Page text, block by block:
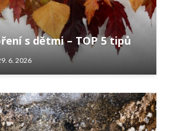
s dětmi – TOP 5 tipů
6. 2026